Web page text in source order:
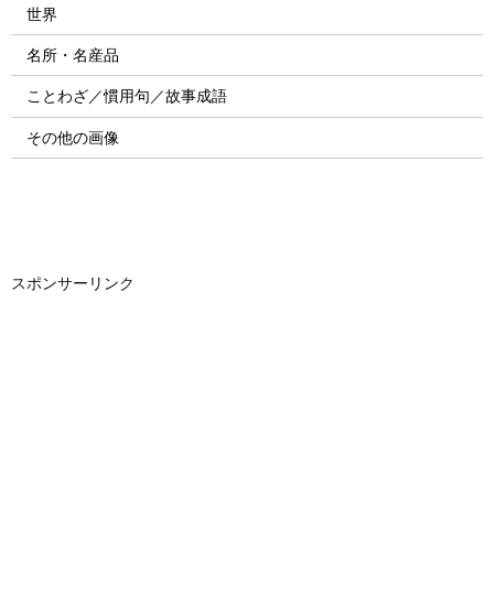
世界
名所・名産品
ことわざ／慣用句／故事成語
その他の画像
スポンサーリンク